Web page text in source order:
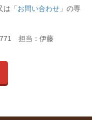
「 お問い合わせ 」の専
担当：伊藤